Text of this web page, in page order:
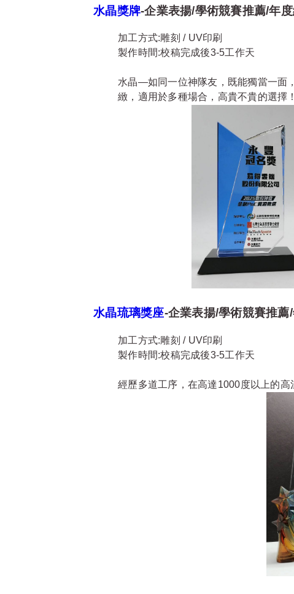
水晶獎牌-企業表揚/學術競賽推薦/年
加工方式:雕刻 / UV印刷
製作時間:校稿完成後3-5工作天
水晶—如同一位神隊友，既能獨當一面
緻，適用於多種場合，高貴不貴的選擇！
水晶琉璃獎座-企業表揚/學術競賽推薦
加工方式:雕刻 / UV印刷
製作時間:校稿完成後3-5工作天
經歷多道工序，在高達1000度以上的